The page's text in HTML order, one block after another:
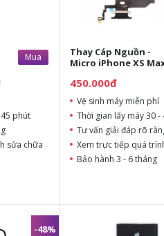
Mua
phút
sửa chữa
Thay Cáp Nguồn -
Micro iPhone XS
450.000đ
Vệ sinh máy miễn phí
Thời gian lấy máy 30 -
Tư vấn giải đáp rõ
Xem trực tiếp quá
Bảo hành 3 - 6 tháng
-48%